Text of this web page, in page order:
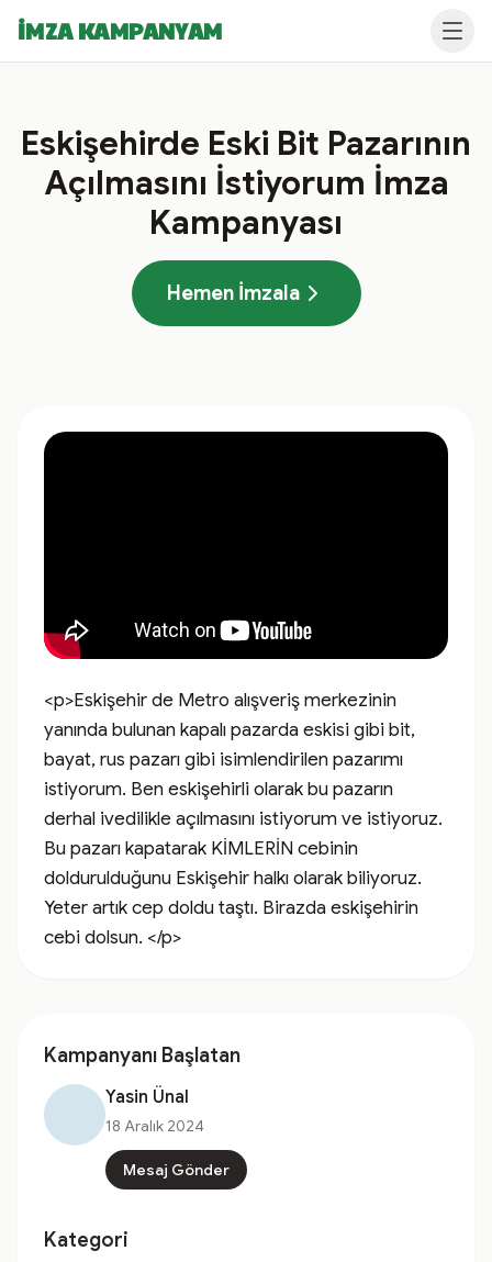
İMZA KAMPANYAM
Eskişehirde Eski Bit Pazarının
Açılmasını İstiyorum İmza
Kampanyası
Hemen İmzala
<p>Eskişehir de Metro alışveriş merkezinin
yanında bulunan kapalı pazarda eskisi gibi bit,
bayat, rus pazarı gibi isimlendirilen pazarımı
istiyorum. Ben eskişehirli olarak bu pazarın
derhal ivedilikle açılmasını istiyorum ve istiyoruz.
Bu pazarı kapatarak KİMLERİN cebinin
doldurulduğunu Eskişehir halkı olarak biliyoruz.
Yeter artık cep doldu taştı. Birazda eskişehirin
cebi dolsun. </p>
Kampanyanı Başlatan
Yasin Ünal
18 Aralık 2024
Mesaj Gönder
Kategori